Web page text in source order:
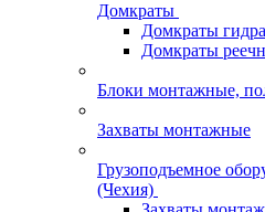
Домкраты
Домкраты
Домкраты
Блоки монтажные,
Захваты монтажные
Грузоподъемное
(Чехия)